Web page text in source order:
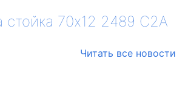
стойка 70х12 2489 С2А
Читать все новости